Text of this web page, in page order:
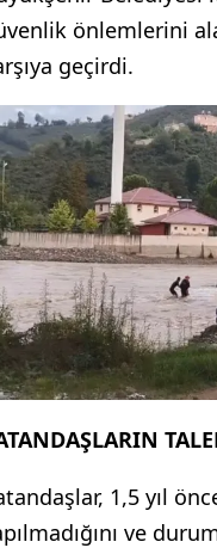
önlemlerini
geçirdi.
1,5 yıl
ve